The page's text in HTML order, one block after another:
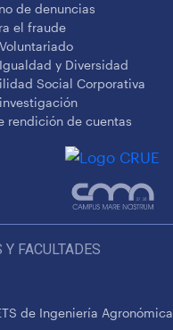
de denuncias
el fraude
y Diversidad
Social Corporativa
rendición de cuentas
Y FACULTADES
de Ingeniería Agronómica